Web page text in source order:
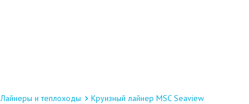
Лайнеры и теплоходы Круизный лайнер MSC Seaview